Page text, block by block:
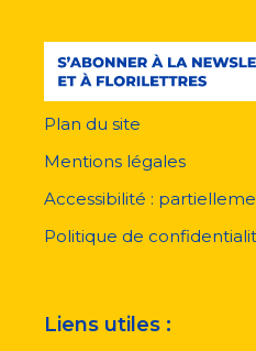
pied
page
Plan du site
Mentions légales
Accessibilité :
Politique de
Liens utiles :